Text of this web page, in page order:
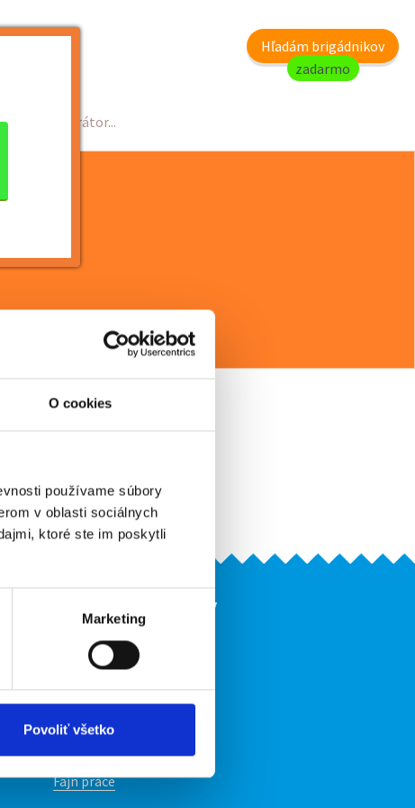
O cookies
používame súbory
v oblasti sociálnych
ktoré ste im poskytli
Marketing
Povoliť všetko
Hľadám brigádnikov
zadarmo
- operátor...
Upozorniť na inzerát
Naše ďalšie projekty
mobilná aplikácia
Fajn Brigády
Ponuka práce z celej ČR
INwork.cz
mobilná aplikácia
Fajn práce